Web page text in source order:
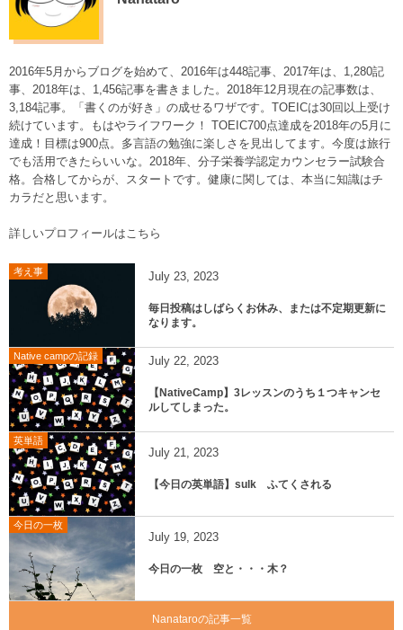
2016年5月からブログを始めて、2016年は448記事、2017年は、1,280記
事、2018年は、1,456記事を書きました。2018年12月現在の記事数は、
3,184記事。「書くのが好き」の成せるワザです。TOEICは30回以上受け
続けています。もはやライフワーク！ TOEIC700点達成を2018年の5月に
達成！目標は900点。多言語の勉強に楽しさを見出してます。今度は旅行
でも活用できたらいいな。2018年、分子栄養学認定カウンセラー試験合
格。合格してからが、スタートです。健康に関しては、本当に知識はチ
カラだと思います。
詳しいプロフィールはこちら
考え事 July 23, 2023
毎日投稿はしばらくお休み、または不定期更新に
なります。
Native campの記録 July 22, 2023
【NativeCamp】3レッスンのうち１つキャンセ
ルしてしまった。
英単語
July 21, 2023
【今日の英単語】sulk ふてくされる
今日の一枚
July 19, 2023
今日の一枚 空と・・・木？
Nanataroの記事一覧